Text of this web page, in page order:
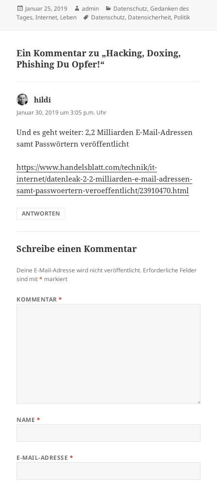
Veröffentlicht
am
Januar 25, 2019 Autor
admin Kategorien
Datenschutz,Gedanken des
Tages,Internet, Leben Schlagwörter
Datenschutz, Datensicherheit, Politik
Ein Kommentar zu „Hacking, Doxing,
Phishing Du Opfer!“
hildi
Januar 30, 2019 um 3:05 p.m. Uhr
Und es geht weiter: 2,2 Milliarden E-Mail-Adressen
samt Passwörtern veröffentlicht
https://www.handelsblatt.com/technik/it-
internet/datenleak-2-2-milliarden-e-mail-adressen-
samt-passwoertern-veroeffentlicht/23910470.html
ANTWORTEN
Schreibe einen Kommentar
Deine E-Mail-Adresse wird nicht veröffentlicht. Erforderliche Felder
sind mit* markiert
KOMMENTAR*
NAME *
E-MAIL-ADRESSE *